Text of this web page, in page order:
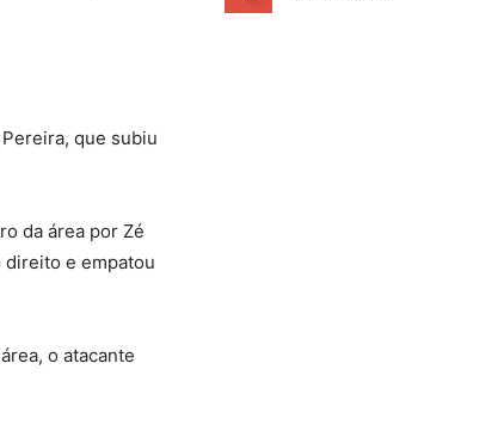
que subiu
da área por Zé
direito e empatou
o atacante